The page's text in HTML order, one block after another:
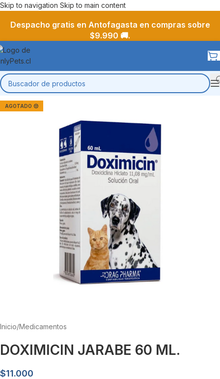
Skip to navigation Skip to main content
Despacho gratis en Antofagasta en compras sobre
$9.990 🚚.
AGOTADO 😔
Inicio/Medicamentos
DOXIMICIN JARABE 60 ML.
$11.000